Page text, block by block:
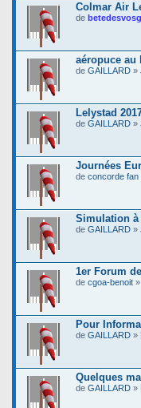
Colmar Air
de
aéropuce au
de GAILLARD »
Lelystad
de GAILLARD »
Journées
de concorde fan
Simulation à
de GAILLARD »
1er Forum
de cgoa-benoit
Pour
de GAILLARD »
Quelques
de GAILLARD »